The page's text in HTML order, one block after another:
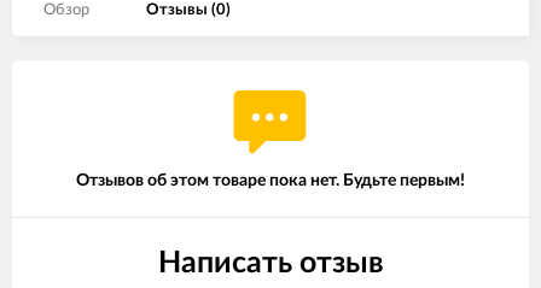
Обзор Отзывы (0)
Отзывов об этом товаре пока нет. Будьте первым!
Написать отзыв